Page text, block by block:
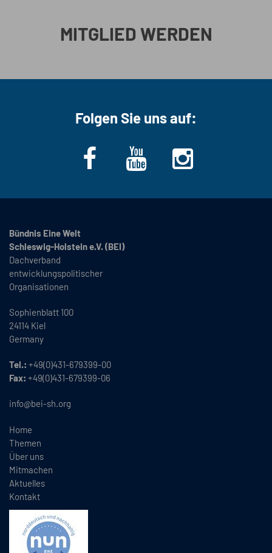
MITGLIED WERDEN
Folgen Sie uns auf:
Bündnis Eine Welt
Schleswig-Holstein e.V. (BEI)
Dachverband
entwicklungspolitischer
Organisationen
Sophienblatt 100
24114 Kiel
Germany
Tel.: +49(0)431-679399-00
Fax: +49(0)431-679399-06
info@bei-sh.org
Home
Themen
Über uns
Mitmachen
Aktuelles
Kontakt